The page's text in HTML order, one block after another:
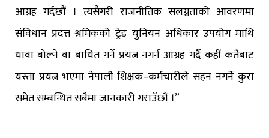
आग्रह गर्दछौं । त्यसैगरी राजनीतिक संलग्नताको आवरणमा
संविधान प्रदत्त श्रमिकको ट्रेड युनियन अधिकार उपयोग माथि
धावा बोल्ने वा बाधित गर्ने प्रयत्न नगर्न आग्रह गर्दै कहीं कतैबाट
यस्ता प्रयत्न भएमा नेपाली शिक्षक–कर्मचारीले सहन नगर्ने कुरा
समेत सम्बन्धित सबैमा जानकारी गराउँछौं ।”